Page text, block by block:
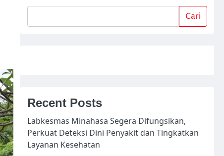
Cari
Recent Posts
Labkesmas Minahasa Segera Difungsikan,
Perkuat Deteksi Dini Penyakit dan Tingkatkan
Layanan Kesehatan